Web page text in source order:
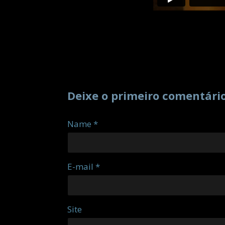
Deixe o primeiro
Name *
E-mail *
Site